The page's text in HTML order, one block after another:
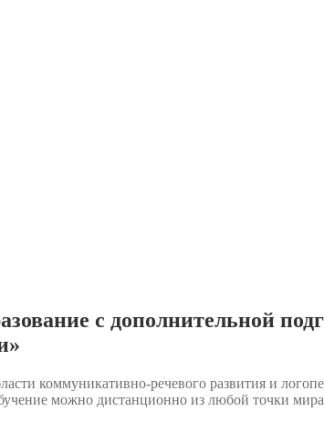
с дополнительной
коммуникативно-речевого развития и
можно дистанционно из любой точки